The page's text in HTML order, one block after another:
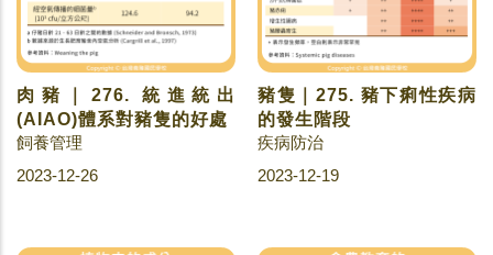
肉豬｜276. 統進統出
(AIAO)體系對豬隻的好處
飼養管理
2023-12-26
豬隻｜275. 豬下痢性疾病
的發生階段
疾病防治
2023-12-19